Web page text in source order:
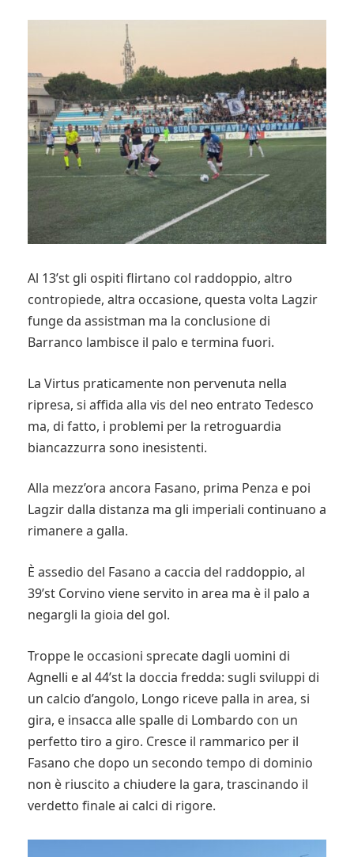
Al 13’st gli ospiti flirtano col raddoppio, altro
contropiede, altra occasione, questa volta Lagzir
funge da assistman ma la conclusione di
Barranco lambisce il palo e termina fuori.
La Virtus praticamente non pervenuta nella
ripresa, si affida alla vis del neo entrato Tedesco
ma, di fatto, i problemi per la retroguardia
biancazzurra sono inesistenti.
Alla mezz’ora ancora Fasano, prima Penza e poi
Lagzir dalla distanza ma gli imperiali continuano a
rimanere a galla.
È assedio del Fasano a caccia del raddoppio, al
39’st Corvino viene servito in area ma è il palo a
negargli la gioia del gol.
Troppe le occasioni sprecate dagli uomini di
Agnelli e al 44’st la doccia fredda: sugli sviluppi di
un calcio d’angolo, Longo riceve palla in area, si
gira, e insacca alle spalle di Lombardo con un
perfetto tiro a giro. Cresce il rammarico per il
Fasano che dopo un secondo tempo di dominio
non è riuscito a chiudere la gara, trascinando il
verdetto finale ai calci di rigore.